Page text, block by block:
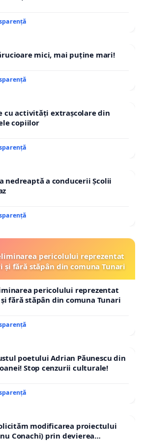
mici, mai puține mari!
cu activități extrașcolare din
copiilor
nedreaptă a conducerii Școlii
pericolului reprezentat
și fără stăpân din comuna Tunari
pericolului reprezentat
fără stăpân din comuna Tunari
poetului Adrian Păunescu din
Stop cenzurii culturale!
modificarea proiectului
Conachi) prin devierea